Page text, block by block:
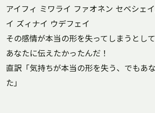
アイフィ ミワライ ファオネン セベシェ
イ ズィナイ ウデフェイ
その感情が本当の形を失ってしまうとし
あなたに伝えたかったんだ！
直訳「気持ちが本当の形を失う、でもあ
た」